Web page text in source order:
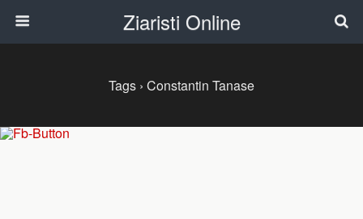
Ziaristi Online
Tags › Constantin Tanase